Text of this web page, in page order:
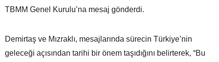
TBMM Genel Kurulu’na mesaj gönderdi.
Demirtaş ve Mızraklı, mesajlarında sürecin Türkiye’nin
geleceği açısından tarihi bir önem taşıdığını belirterek, “Bu